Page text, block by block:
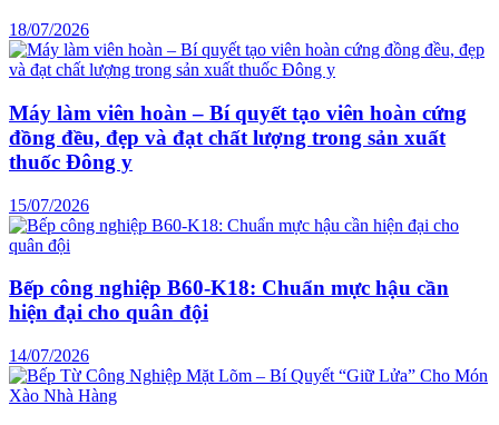
18/07/2026
Máy làm viên hoàn – Bí quyết tạo viên hoàn cứng
đồng đều, đẹp và đạt chất lượng trong sản xuất
thuốc Đông y
15/07/2026
Bếp công nghiệp B60-K18: Chuẩn mực hậu cần
hiện đại cho quân đội
14/07/2026